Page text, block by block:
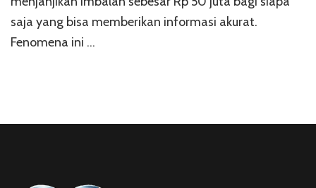
saja yang bisa memberikan informasi akurat.
Fenomena ini …